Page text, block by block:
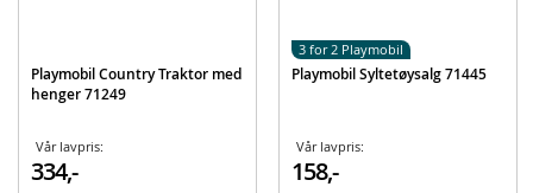
EAN 4008789714442
Playmobil Country Traktor med
henger 71249
Vår lavpris:
334,-
Playmobil Syltetøysalg 71445
Vår lavpris:
158,-
3 for 2 Playmobil